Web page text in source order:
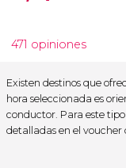
471 opiniones
Existen destinos que
hora seleccionada es
conductor. Para este
detalladas en el voucher